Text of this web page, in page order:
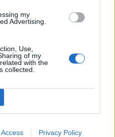
my
Advertising.
Use,
of my
with the
collected.
Privacy Policy
Πολωνία και
άνοδος
αρχές του έτους
Με «προίκα» 2
δάνεια έως 5 δισ. σε